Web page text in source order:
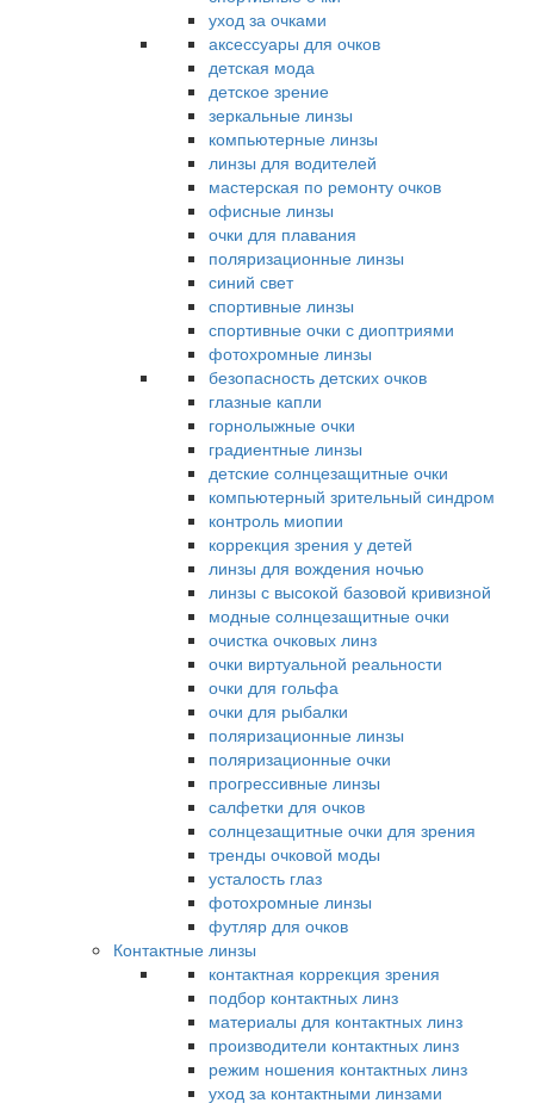
уход за очками
аксессуары для очков
детская мода
детское зрение
зеркальные линзы
компьютерные линзы
линзы для водителей
мастерская по ремонту очков
офисные линзы
очки для плавания
поляризационные линзы
синий свет
спортивные линзы
спортивные очки с диоптриями
фотохромные линзы
безопасность детских очков
глазные капли
горнолыжные очки
градиентные линзы
детские солнцезащитные очки
компьютерный зрительный синдром
контроль миопии
коррекция зрения у детей
линзы для вождения ночью
линзы с высокой базовой кривизной
модные солнцезащитные очки
очистка очковых линз
очки виртуальной реальности
очки для гольфа
очки для рыбалки
поляризационные линзы
поляризационные очки
прогрессивные линзы
салфетки для очков
солнцезащитные очки для зрения
тренды очковой моды
усталость глаз
фотохромные линзы
футляр для очков
Контактные линзы
контактная коррекция зрения
подбор контактных линз
материалы для контактных линз
производители контактных линз
режим ношения контактных линз
уход за контактными линзами